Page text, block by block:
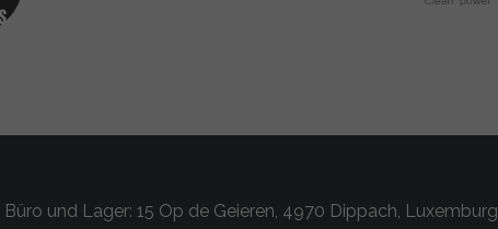
Büro und Lager: 15 Op de Geieren, 4970 Dippach, Luxemburg